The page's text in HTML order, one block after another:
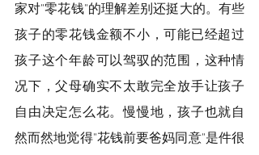
家对"零花钱"的理解差别还挺大的。有些
孩子的零花钱金额不小，可能已经超过
孩子这个年龄可以驾驭的范围，这种情
况下，父母确实不太敢完全放手让孩子
自由决定怎么花。慢慢地，孩子也就自
然而然地觉得"花钱前要爸妈同意"是件很